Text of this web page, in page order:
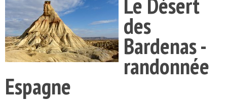
Destinations
Acteurs
Thèmes
des
Bardenas -
randonnée
Espagne